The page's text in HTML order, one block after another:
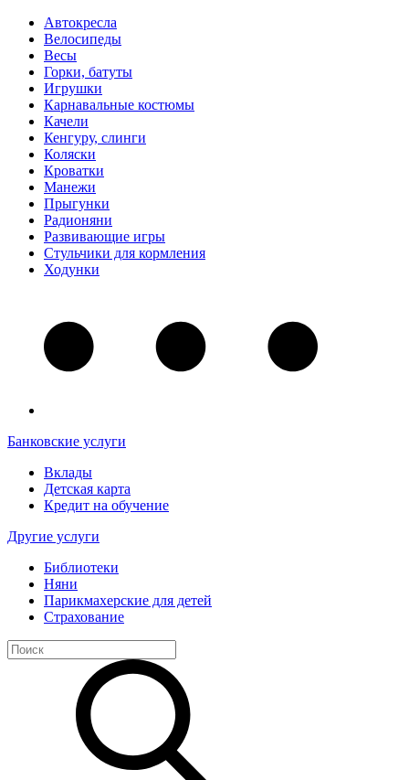
Автокресла
Велосипеды
Весы
Горки, батуты
Игрушки
Карнавальные костюмы
Качели
Кенгуру, слинги
Коляски
Кроватки
Манежи
Прыгунки
Радионяни
Развивающие игры
Стульчики для кормления
Ходунки
Банковские услуги
Вклады
Детская карта
Кредит на обучение
Другие услуги
Библиотеки
Няни
Парикмахерские для детей
Страхование